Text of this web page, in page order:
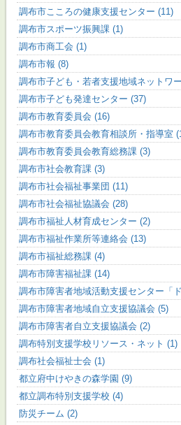
調布市こころの健康支援センター (11)
調布市スポーツ振興課 (1)
調布市商工会 (1)
調布市報 (8)
調布市子ども・若者支援地域ネットワ
調布市子ども発達センター (37)
調布市教育委員会 (16)
調布市教育委員会教育相談所・指導室
調布市教育委員会教育総務課 (3)
調布市社会教育課 (3)
調布市社会福祉事業団 (11)
調布市社会福祉協議会 (28)
調布市福祉人材育成センター (2)
調布市福祉作業所等連絡会 (13)
調布市福祉総務課 (4)
調布市障害福祉課 (14)
調布市障害者地域活動支援センター「
調布市障害者地域自立支援協議会 (5)
調布市障害者自立支援協議会 (2)
調布特別支援学校リソース・ネット (1)
調布社会福祉士会 (1)
都立府中けやきの森学園 (9)
都立調布特別支援学校 (4)
防災チーム (2)